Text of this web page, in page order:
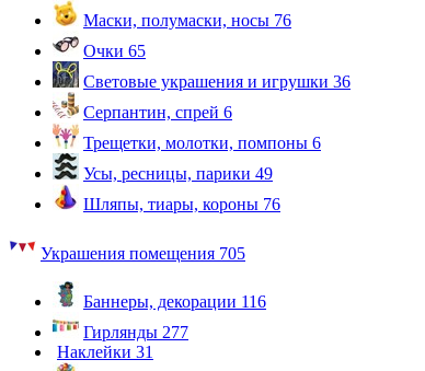
Маски, полумаски, носы 76
Очки 65
Световые украшения и игрушки 36
Серпантин, спрей 6
Трещетки, молотки, помпоны 6
Усы, ресницы, парики 49
Шляпы, тиары, короны 76
Украшения помещения 705
Баннеры, декорации 116
Гирлянды 277
Наклейки 31